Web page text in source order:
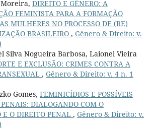
DIREITO E GÊNERO: A
FEMINISTA PARA A FORMAÇÃO
MULHERES NO PROCESSO DE (RE)
BRASILEIRO , Gênero & Direito: v.
Silva Nogueira Barbosa, Laionel Vieira
E EXCLUSÃO: CRIMES CONTRA A
, Gênero & Direito: v. 4 n. 1
Gomes, FEMINICÍDIOS E POSSÍVEIS
PENAIS: DIALOGANDO COM O
O DIREITO PENAL , Gênero & Direito: v.